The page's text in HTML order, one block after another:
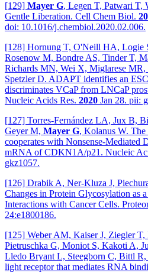
[129] Mayer G, Legen T, Patwari T,
Gentle Liberation. Cell Chem Biol.
doi: 10.1016/j.chembiol.2020.02.006.
[128] Hornung T, O'Neill HA, Logie
Rosenow M, Bondre AS, Tinder T,
Richards MN, Wei X, Miglarese MR,
Spetzler D. ADAPT identifies an
discriminates VCaP from LNCaP
Nucleic Acids Res. 2020 Jan 28. pii:
[127] Torres-Fernández LA, Jux B,
Geyer M, Mayer G, Kolanus W.
cooperates with Nonsense-Mediated
mRNA of CDKN1A/p21. Nucleic
gkz1057.
[126] Drabik A, Ner-Kluza J,
Changes in Protein Glycosylation as
Interactions with Cancer Cells.
24:e1800186.
[125] Weber AM, Kaiser J, Ziegler
Pietruschka G, Moniot S, Kakoti A,
Lledo Bryant L, Steegborn C, Bittl R,
light receptor that mediates RNA